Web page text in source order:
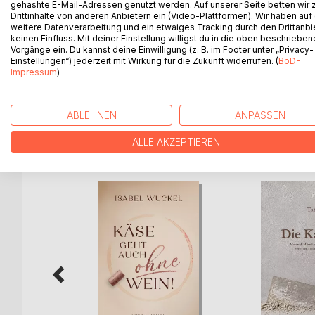
In uns allen schlummert ein Clown. Doch wie
verwandeln und es als Spiel begreifen?
David Gilmore lädt uns ein, den Clown in uns zu
spüren wir nicht nur Lebendigkeit und Freude,
WEITERE TITEL BEI
gehashte E-Mail-Adressen genutzt werden. Auf unserer Seite betten wir
Drittinhalte von anderen Anbietern ein (Video-Plattformen). Wir haben auf
weitere Datenverarbeitung und ein etwaiges Tracking durch den
keinen Einfluss. Mit deiner Einstellung willigst du in die oben
Vorgänge ein. Du kannst deine Einwilligung (z. B. im Footer unter „Privacy-
Einstellungen“) jederzeit mit Wirkung für die Zukunft widerrufen. (BoD-
Impressum)
ABLEHNEN ANPASSEN
ALLE AKZEPTIEREN